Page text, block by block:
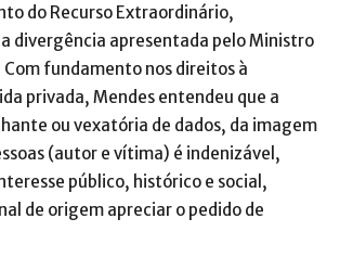
do Recurso Extraordinário,
divergência apresentada pelo Ministro
Com fundamento nos direitos à
privada, Mendes entendeu que a
ou vexatória de dados, da imagem
(autor e vítima) é indenizável,
público, histórico e social,
de origem apreciar o pedido de